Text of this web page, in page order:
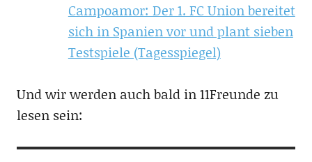
Campoamor: Der 1. FC Union bereitet
sich in Spanien vor und plant sieben
Testspiele (Tagesspiegel)
Und wir werden auch bald in 11Freunde zu
lesen sein: